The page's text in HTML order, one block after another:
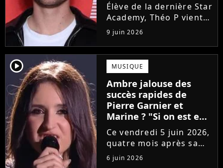
Élève de la dernière Star
Academy, Théo P vient
de sortir son premier
single Garçon solide. En
interview, l'ancien
candidat se livre à
coeur ouvert sur
l'avenir incertain dans
le milieu...
9 juin 2026
player2 MUSIQUE
Ambre jalouse des
succès rapides de
Pierre Garnier et
Marine ? "Si on est en
compétition..."
Ce vendredi 5 juin 2026,
quatre mois après sa
victoire à la Star
Academy, Ambre a
6 juin 2026